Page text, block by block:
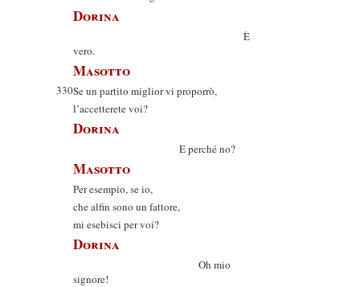
Dorina
È
vero.
Masotto
330Se un partito miglior vi proporrò,
l’accetterete voi?
Dorina
E perché no?
Masotto
Per esempio, se io,
che alfin sono un fattore,
mi esebisci per voi?
Dorina
Oh mio
signore!